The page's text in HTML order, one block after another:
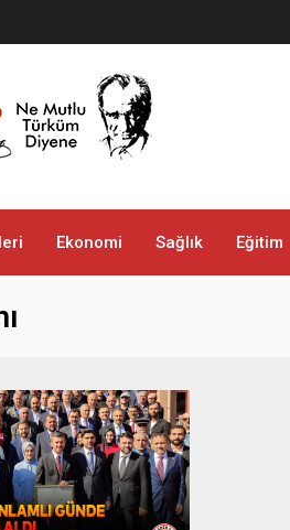
Ekonomi Sağlık Eğitim